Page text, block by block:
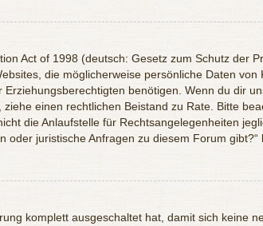
Act of 1998 (deutsch: Gesetz zum Schutz der
die möglicherweise persönliche Daten
benötigen. Wenn du dir
einen rechtlichen Beistand zu Rate. Bitte
die Anlaufstelle für Rechtsangelegenheiten
juristische Anfragen zu diesem Forum gibt?“
komplett ausgeschaltet hat, damit sich keine